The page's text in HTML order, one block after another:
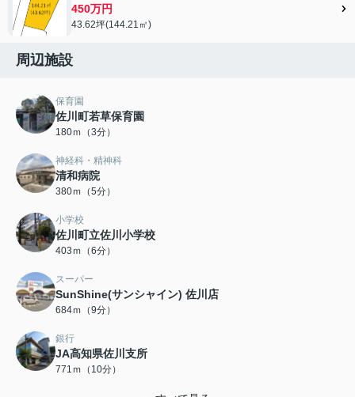
450万円
43.62坪(144.21㎡)
周辺施設
保育園
佐川町若草保育園
180ｍ（3分）
神経科・精神科
清和病院
380ｍ（5分）
小学校
佐川町立佐川小学校
403ｍ（6分）
スーパー
SunShine(サンシャイン) 佐川店
684ｍ（9分）
銀行
JA高知県佐川支所
771ｍ（10分）